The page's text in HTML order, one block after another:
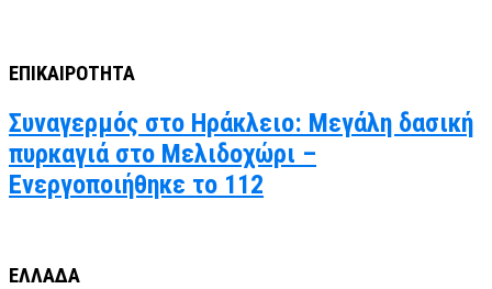
ΕΠΙΚΑΙΡΟΤΗΤΑ
Συναγερμός στο Ηράκλειο: Μεγάλη δασική
πυρκαγιά στο Μελιδοχώρι –
Ενεργοποιήθηκε το 112
ΕΛΛΑΔΑ